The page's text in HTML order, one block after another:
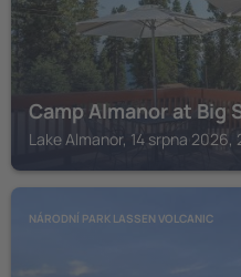
Camp Almanor at Big
Lake Almanor, 14 srpna 2026,
NÁRODNÍ PARK LASSEN VOLCANIC